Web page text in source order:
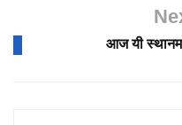
आज यी